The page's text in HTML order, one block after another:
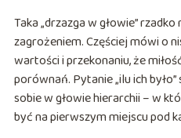
Taka „drzazga w głowie”
zagrożeniem. Częściej mówi o
wartości i przekonaniu, że
porównań. Pytanie „ilu ich
sobie w głowie hierarchii – w
być na pierwszym miejscu pod